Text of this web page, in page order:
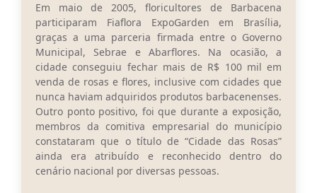
Cultura
PNAB 2026 - Ciclo 2
Revistas
Intranet
Plano Diretor e Mobilidade Urbana
3º Jornada Empreendedora BQ
Festival Gastronômico
Em maio de 2005, floricultores de Barbacena
participaram Fiaflora ExpoGarden em Brasília,
graças a uma parceria firmada entre o Governo
Municipal, Sebrae e Abarflores. Na ocasião, a
cidade conseguiu fechar mais de R$ 100 mil em
venda de rosas e flores, inclusive com cidades que
nunca haviam adquiridos produtos barbacenenses.
Outro ponto positivo, foi que durante a exposição,
membros da comitiva empresarial do município
constataram que o título de “Cidade das Rosas”
ainda era atribuído e reconhecido dentro do
cenário nacional por diversas pessoas.